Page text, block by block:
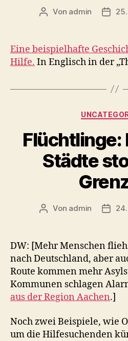
Beitragsautor
Von admin
Eine beispielhafte
Hilfe. In Englisch in der
Flüchtlinge:
Städte
Beitragsautor
Von admin
DW: [Mehr Menschen
nach Deutschland, aber
Route kommen mehr
Kommunen schlagen
aus der Region Aachen.]
Noch zwei Beispiele, wie
um die Hilfesuchenden